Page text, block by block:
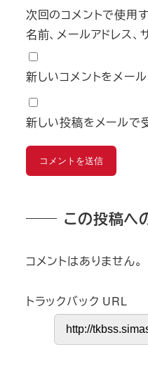
次回のコメントで使用
名前、メールアドレス、
新しいコメントをメー
新しい投稿をメールで
この投稿へ
コメントはありません。
トラックバック URL